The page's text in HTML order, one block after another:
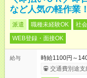
など人気の軽作業！
派遣 職種未経験OK 社
WEB登録・面接OK
給与
時給1100円～
交通費別途支